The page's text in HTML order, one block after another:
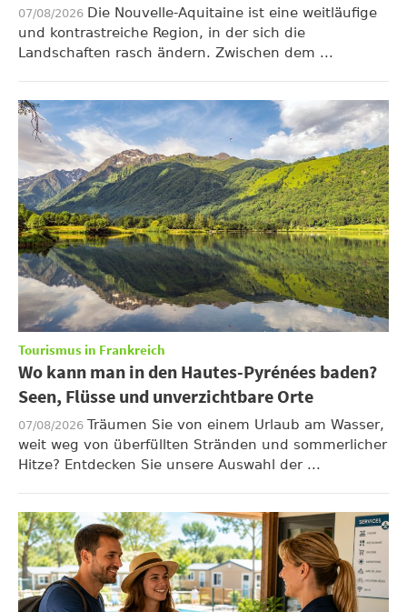
07/08/2026 Die Nouvelle-Aquitaine ist eine weitläufige
und kontrastreiche Region, in der sich die
Landschaften rasch ändern. Zwischen dem ...
Tourismus in Frankreich
Wo kann man in den Hautes-Pyrénées baden?
Seen, Flüsse und unverzichtbare Orte
07/08/2026 Träumen Sie von einem Urlaub am Wasser,
weit weg von überfüllten Stränden und sommerlicher
Hitze? Entdecken Sie unsere Auswahl der ...